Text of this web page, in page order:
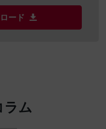
ード
ラム